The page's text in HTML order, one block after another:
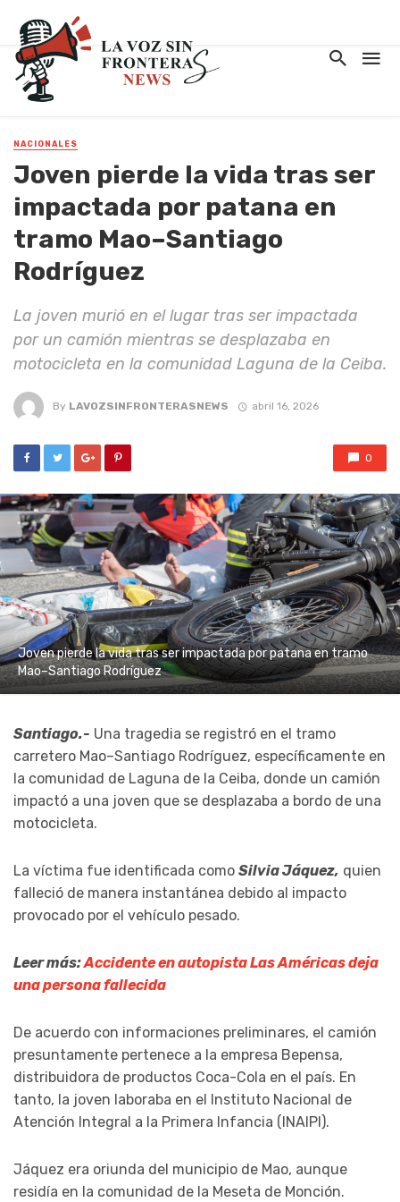
NACIONALES
Joven pierde la vida tras ser
impactada por patana en
tramo Mao–Santiago
Rodríguez
La joven murió en el lugar tras ser impactada
por un camión mientras se desplazaba en
motocicleta en la comunidad Laguna de la Ceiba.
By LAVOZSINFRONTERASNEWS abril 16, 2026
0
Joven pierde la vida tras ser impactada por patana en tramo
Mao–Santiago Rodríguez
Santiago.- Una tragedia se registró en el tramo
carretero Mao–Santiago Rodríguez, específicamente en
la comunidad de Laguna de la Ceiba, donde un camión
impactó a una joven que se desplazaba a bordo de una
motocicleta.
La víctima fue identificada como Silvia Jáquez, quien
falleció de manera instantánea debido al impacto
provocado por el vehículo pesado.
Leer más:Accidente en autopista Las Américas deja
una persona fallecida
De acuerdo con informaciones preliminares, el camión
presuntamente pertenece a la empresa Bepensa,
distribuidora de productos Coca-Cola en el país. En
tanto, la joven laboraba en el Instituto Nacional de
Atención Integral a la Primera Infancia (INAIPI).
Jáquez era oriunda del municipio de Mao, aunque
residía en la comunidad de la Meseta de Monción.